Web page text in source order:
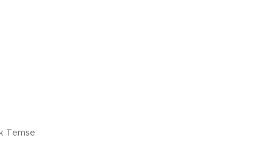
Temse